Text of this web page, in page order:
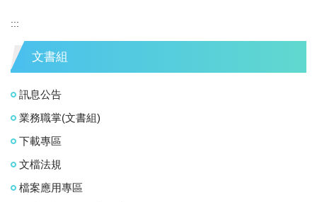
:::
文書組
訊息公告
業務職掌(文書組)
下載專區
文檔法規
檔案應用專區